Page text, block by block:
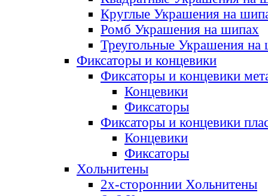
Круглые Украшения на
Ромб Украшения на шипах
Треугольные Украшения на
Фиксаторы и концевики
Фиксаторы и концевики
Концевики
Фиксаторы
Фиксаторы и концевики
Концевики
Фиксаторы
Хольнитены
2х-стороннии Хольнитены